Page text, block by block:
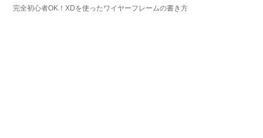
完全初心者OK！XDを使ったワイヤーフレームの書き方